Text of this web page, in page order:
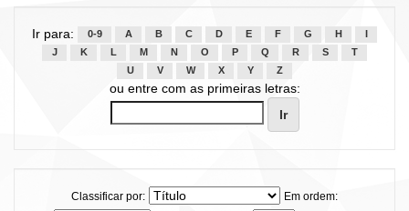
Ir para: 0-9 A B C D E F G H
J
K L M N O P Q R S
T
U
V W X Y Z
ou entre com as primeiras letras:
Classificar por:
Em ordem: